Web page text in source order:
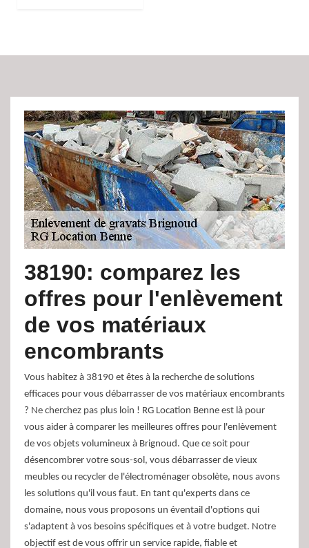
38190: comparez les
offres pour l'enlèvement
de vos matériaux
encombrants
Vous habitez à 38190 et êtes à la recherche de solutions
efficaces pour vous débarrasser de vos matériaux encombrants
? Ne cherchez pas plus loin ! RG Location Benne est là pour
vous aider à comparer les meilleures offres pour l'enlèvement
de vos objets volumineux à Brignoud. Que ce soit pour
désencombrer votre sous-sol, vous débarrasser de vieux
meubles ou recycler de l'électroménager obsolète, nous avons
les solutions qu'il vous faut. En tant qu'experts dans ce
domaine, nous vous proposons un éventail d'options qui
s'adaptent à vos besoins spécifiques et à votre budget. Notre
objectif est de vous offrir un service rapide, fiable et